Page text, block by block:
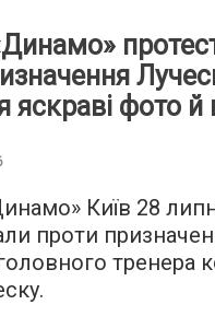
яскраві фото й
Київ 28
проти
тренера